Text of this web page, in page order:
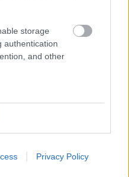
storage
authentication
and other
Privacy Policy